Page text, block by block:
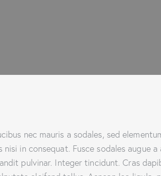
nec mauris a sodales, sed
nisi in consequat. Fusce sodales augue
pulvinar. Integer tincidunt. Cras